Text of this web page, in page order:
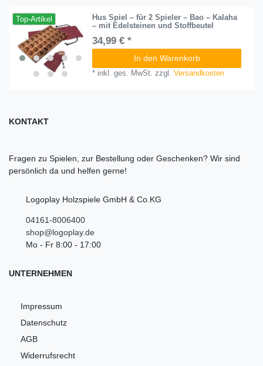
Top-Artikel
Hus Spiel – für 2 Spieler – Bao – Kalaha
– mit Edelsteinen und Stoffbeutel
34,99 € *
In den Warenkorb
* inkl. ges. MwSt. zzgl.Versandkosten
KONTAKT
Fragen zu Spielen, zur Bestellung oder Geschenken? Wir sind
persönlich da und helfen gerne!
Logoplay Holzspiele GmbH & Co.KG
04161-8006400
shop@logoplay.de
Mo - Fr 8:00 - 17:00
UNTERNEHMEN
Impressum
Datenschutz
AGB
Widerrufsrecht